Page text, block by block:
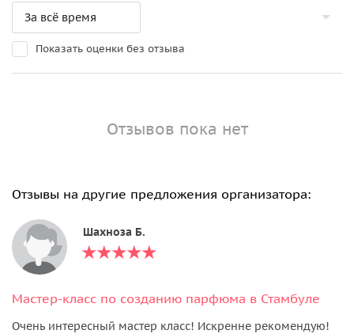
Показать оценки без отзыва
Отзывов пока нет
Отзывы на другие предложения организатора:
Шахноза Б.
Мастер-класс по созданию парфюма в Стамбуле
Очень интересный мастер класс! Искренне рекомендую!